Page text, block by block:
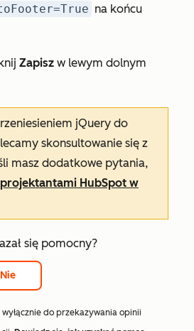
na końcu
Zapisz w lewym dolnym
jQuery do
skonsultowanie się z
masz dodatkowe pytania,
HubSpot w
się pomocny?
Nie
wyłącznie do przekazywania opinii